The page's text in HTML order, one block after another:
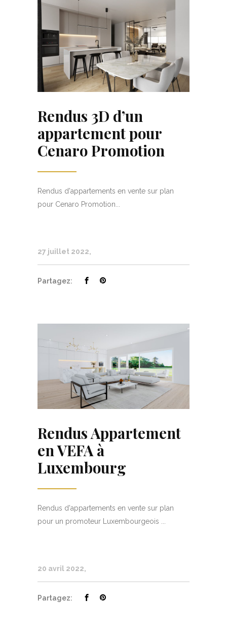
Rendus 3D d’un
appartement pour
Cenaro Promotion
Rendus d'appartements en vente sur plan
pour Cenaro Promotion...
27 juillet 2022
Partagez:
Rendus Appartement
en VEFA à
Luxembourg
Rendus d'appartements en vente sur plan
pour un promoteur Luxembourgeois ...
20 avril 2022
Partagez: